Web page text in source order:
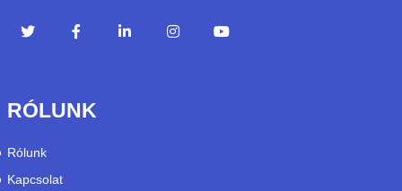
RÓLUNK
Rólunk
Kapcsolat